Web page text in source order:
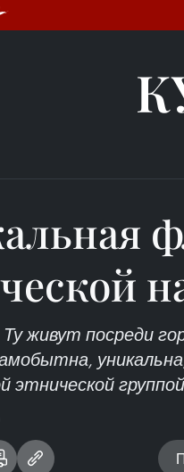
живут посреди
этнической